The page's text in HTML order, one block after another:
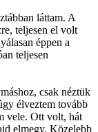
láttam. A
teljesen el volt
éppen a
teljesen
csak néztük
élveztem tovább
vele. Ott volt, hát
elmegy. Közelebb